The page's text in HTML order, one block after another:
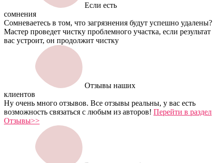
Если есть
сомнения
Сомневаетесь в том, что загрязнения будут успешно удалены?
Мастер проведет чистку проблемного участка, если результат
вас устроит, он продолжит чистку
Отзывы наших
клиентов
Ну очень много отзывов. Все отзывы реальны, у вас есть
возможность связаться с любым из авторов! Перейти в раздел
Отзывы>>